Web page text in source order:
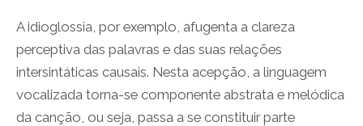
A idioglossia, por exemplo, afugenta a clareza
perceptiva das palavras e das suas relações
intersintáticas causais. Nesta acepção, a linguagem
vocalizada torna-se componente abstrata e melódica
da canção, ou seja, passa a se constituir parte